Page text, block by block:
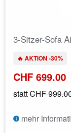
3-Sitzer-Sofa
🔥 AKTION -30%
CHF 699.00
stattCHF
mehr